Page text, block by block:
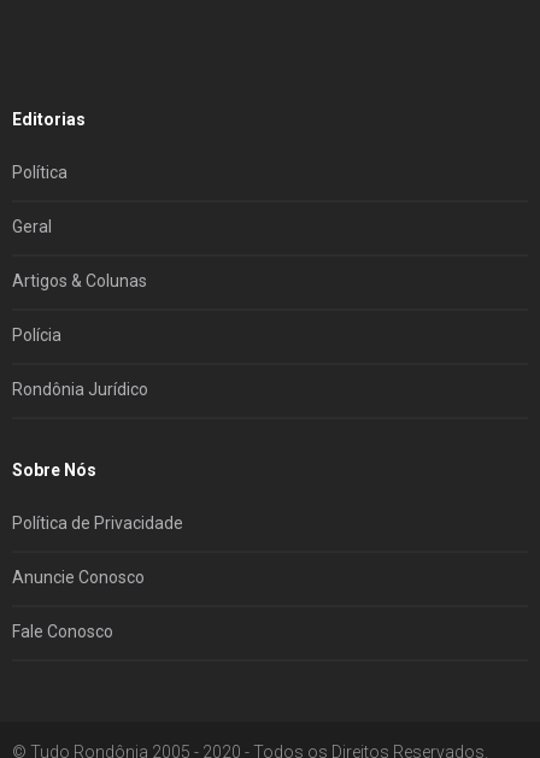
Editorias
Política
Geral
Artigos & Colunas
Polícia
Rondônia Jurídico
Sobre Nós
Política de Privacidade
Anuncie Conosco
Fale Conosco
© Tudo Rondônia 2005 - 2020 - Todos os Direitos Reservados.